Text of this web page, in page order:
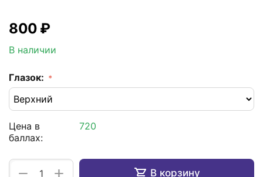
‍800‍ ₽
В наличии
Глазок:
Цена в
баллах:
720
+ В корзину